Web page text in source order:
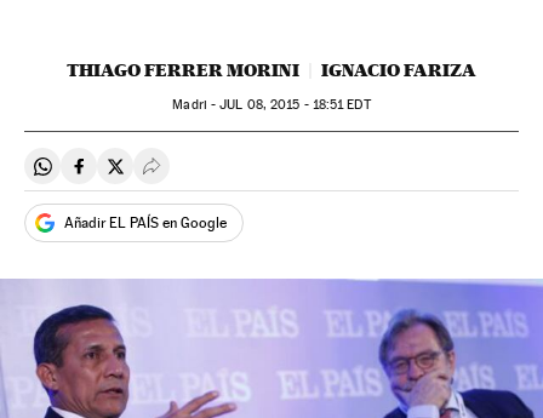
THIAGO FERRER MORINI IGNACIO FARIZA
Madri -JUL 08, 2015 - 18:51EDT
Compartir en Whatsapp
Compartir en Facebook
Compartir en Twitter
Desplegar Redes Sociales
Añadir EL PAÍS en Google